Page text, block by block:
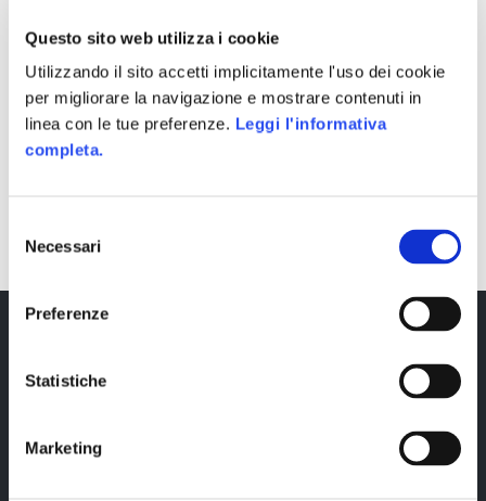
Questo sito web utilizza i cookie
Utilizzando il sito accetti implicitamente l'uso dei cookie
per migliorare la navigazione e mostrare contenuti in
linea con le tue preferenze. Leggi l'informativa
completa.
delNecessari
Preferenze
Statistiche
Marketing